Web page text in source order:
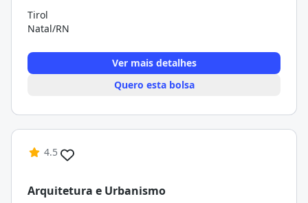
Tirol
Natal/RN
Ver mais detalhes
Quero esta bolsa
4.5
Arquitetura e Urbanismo